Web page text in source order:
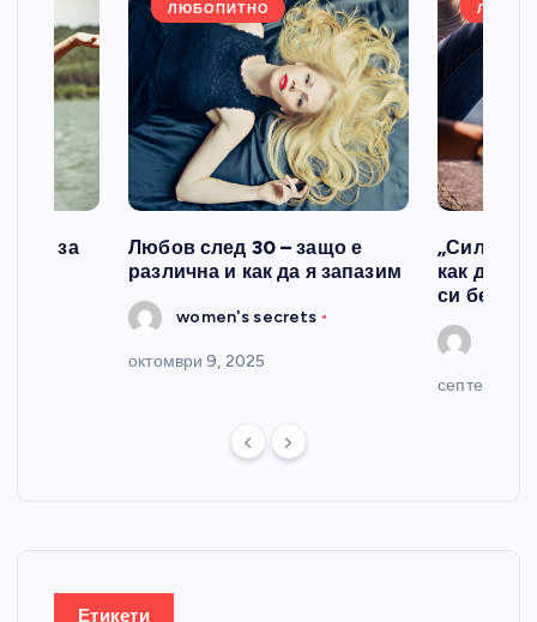
за
ЛЮБОПИТНО
Любов след 30 – защо е
различна и как да я запазим
women's secrets
октомври 9, 2025
„Силата
как да се
си без
септември
Етикети